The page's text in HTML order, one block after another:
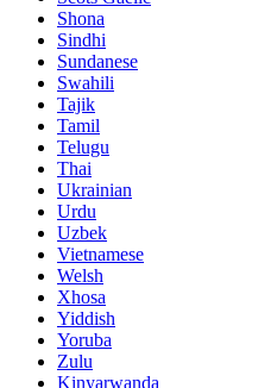
Shona
Sindhi
Sundanese
Swahili
Tajik
Tamil
Telugu
Thai
Ukrainian
Urdu
Uzbek
Vietnamese
Welsh
Xhosa
Yiddish
Yoruba
Zulu
Kinyarwanda